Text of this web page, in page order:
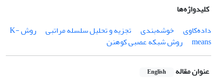
کلیدواژه‌ها
داده‌کاوی
خوشه‌بندی تجزیه و تحلیل سلسله مراتبی
روش K-
means
روش شبکه عصبی کوهنن
عنوان مقاله English